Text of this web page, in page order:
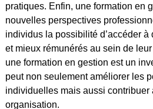
pratiques. Enfin, une formation en
nouvelles perspectives
individus la possibilité d’accéder
et mieux rémunérés au sein de
une formation en gestion est un
peut non seulement améliorer les
individuelles mais aussi contribuer
organisation.